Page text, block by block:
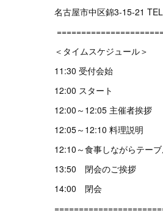
名古屋市中区錦3-15-21
＜タイムスケジュール＞
11:30 受付会始
12:00 スタート
12:00～12:05 主催者挨拶
12:05～12:10 料理説明
12:10～食事しながらテー
13:50 閉会のご挨拶
14:00 閉会